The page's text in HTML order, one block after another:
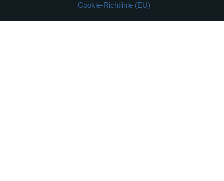
Cookie-Richtlinie (EU)